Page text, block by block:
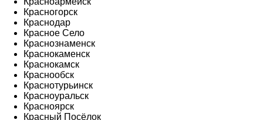
Красногорск
Краснодар
Красное Село
Краснознаменск
Краснокаменск
Краснокамск
Краснообск
Краснотурьинск
Красноуральск
Красноярск
Красный Посёлок